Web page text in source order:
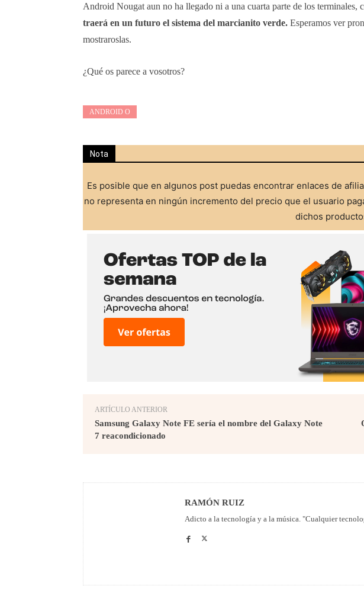
Android Nougat aun no ha llegado ni a una cuarta parte de los terminales,
traerá en un futuro el sistema del marcianito verde. Esperamos ver
mostraroslas.
¿Qué os parece a vosotros?
ANDROID O
Nota
Es posible que en algunos post puedas encontrar enlaces de
no representa en ningún incremento del precio que el usuario
dichos
ARTÍCULO ANTERIOR
Samsung Galaxy Note FE sería el nombre del Galaxy Note
7 reacondicionado
RAMÓN RUIZ
Adicto a la tecnología y a la música. "Cualquier